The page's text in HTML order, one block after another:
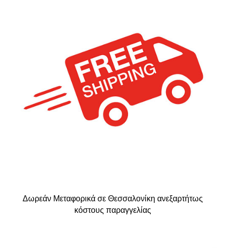
Δωρεάν Μεταφορικά σε Θεσσαλονίκη ανεξαρτήτως
κόστους παραγγελίας